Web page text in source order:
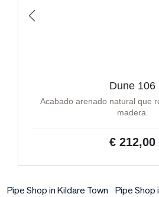
Dune 106
Acabado arenado natural que
madera.
€ 212,00
Pipe Shop in Kildare Town Pipe Shop